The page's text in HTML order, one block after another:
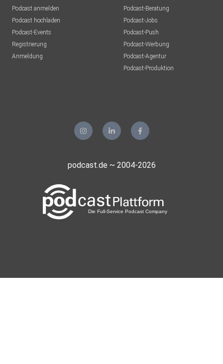
Podcast anmelden
Podcast hochladen
Podcast-Events
Registrierung
Anmeldung
Podcast-Beratung
Podcast-Jobs
Podcast-Push
Podcast-Werbung
Podcast-Agentur
Podcast-Produktion
podcast.de ~ 2004-2026